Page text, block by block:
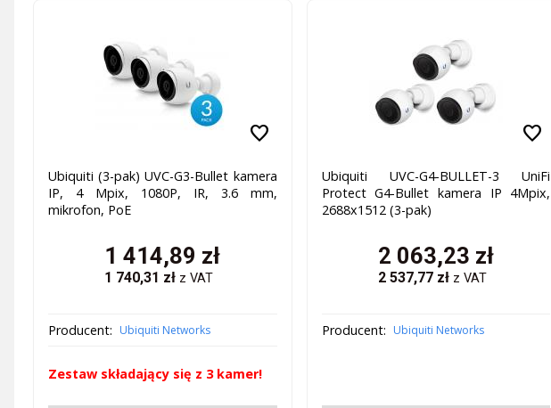
favorite
Ubiquiti (3-pak) UVC-G3-Bullet kamera
IP, 4 Mpix, 1080P, IR, 3.6 mm,
mikrofon, PoE
1 414,89 zł
1 740,31 zł z VAT
Producent: Ubiquiti Networks
Zestaw składający się z 3 kamer!
favorite
Ubiquiti UVC-G4-BULLET-3 UniFi
Protect G4-Bullet kamera IP 4Mpix,
2688x1512 (3-pak)
2 063,23 zł
2 537,77 zł z VAT
Producent: Ubiquiti Networks